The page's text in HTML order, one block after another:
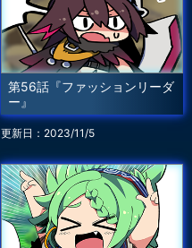
第56話『ファッションリーダ
ー』
更新日：2023/11/5